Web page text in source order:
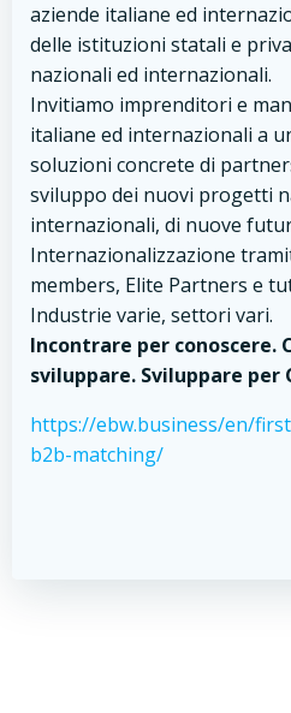
aziende italiane ed
delle istituzioni statali e
nazionali ed internazionali.
Invitiamo imprenditori e
italiane ed internazionali a
soluzioni concrete di
sviluppo dei nuovi progetti
internazionali, di nuove
Internazionalizzazione
members, Elite Partners e
Industrie varie, settori vari.
Incontrare per conoscere.
sviluppare. Sviluppare per
https://ebw.business/en/
b2b-matching/